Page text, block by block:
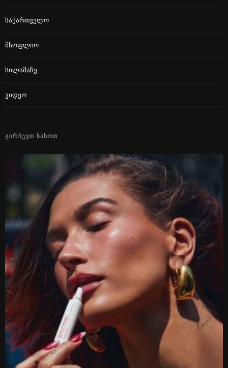
Საქართველო
Მსოფლიო
Სილამაზე
Ვიდეო
ᲒᲘᲠᲩᲔᲕᲗ ᲜᲐᲮᲝᲗ